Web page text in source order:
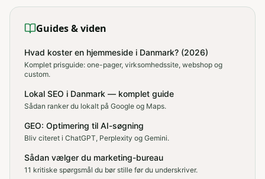
Guides & viden
Hvad koster en hjemmeside i Danmark? (2026)
Komplet prisguide: one-pager, virksomhedssite, webshop og
custom.
Lokal SEO i Danmark — komplet guide
Sådan ranker du lokalt på Google og Maps.
GEO: Optimering til AI-søgning
Bliv citeret i ChatGPT, Perplexity og Gemini.
Sådan vælger du marketing-bureau
11 kritiske spørgsmål du bør stille før du underskriver.